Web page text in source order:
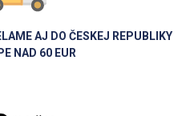
AJ DO ČESKEJ REPUBLIKY
NAD 60 EUR